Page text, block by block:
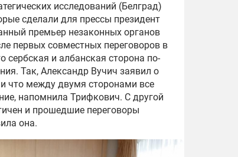
исследований (Белград)
сделали для прессы президент
премьер незаконных органов
первых совместных переговоров в
сербская и албанская сторона по-
Так, Александр Вучич заявил о
что между двумя сторонами все
напомнила Трифкович. С другой
и прошедшие переговоры
она.